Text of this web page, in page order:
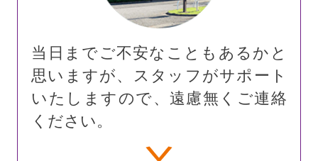
当日までご不安なこともあるかと
思いますが、スタッフがサポート
いたしますので、遠慮無くご連絡
ください。